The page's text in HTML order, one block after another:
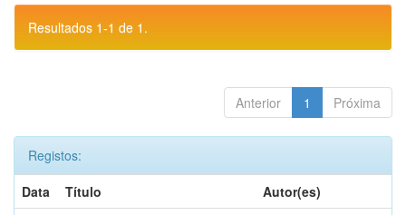
Resultados 1-1 de 1.
Anterior 1 Próxima
Registos:
Data
Título
Autor(es)